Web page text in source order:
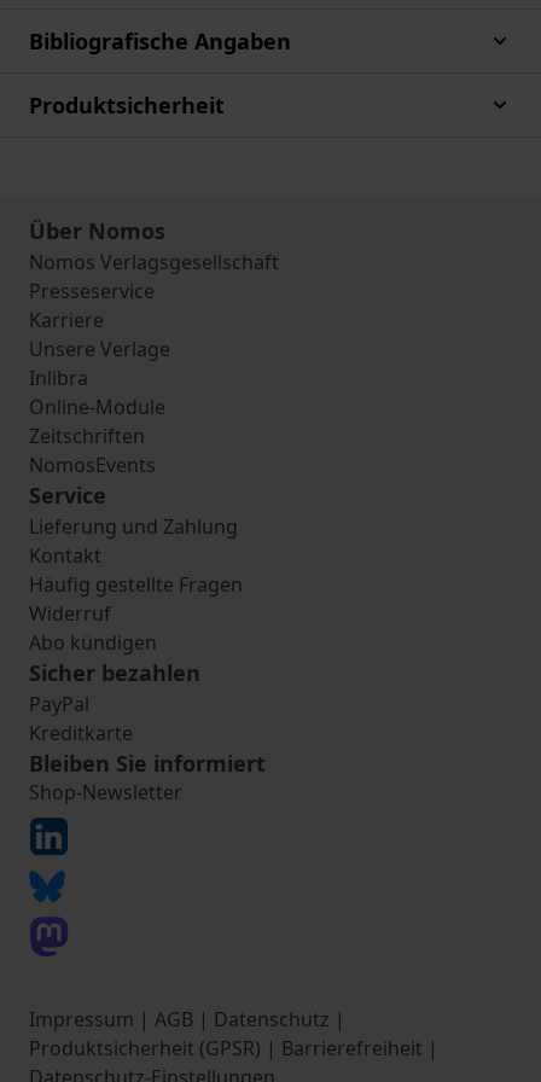
Bibliografische Angaben
Produktsicherheit
Über Nomos
Nomos Verlagsgesellschaft
Presseservice
Karriere
Unsere Verlage
Inlibra
Online-Module
Zeitschriften
NomosEvents
Service
Lieferung und Zahlung
Kontakt
Häufig gestellte Fragen
Widerruf
Abo kündigen
Sicher bezahlen
PayPal
Kreditkarte
Bleiben Sie informiert
Shop-Newsletter
Impressum | AGB | Datenschutz |
Produktsicherheit (GPSR) | Barrierefreiheit |